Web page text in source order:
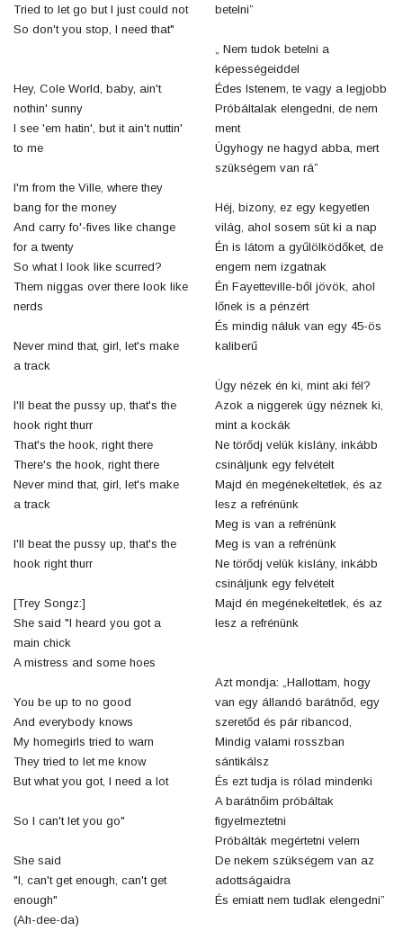
Tried to let go but I just could not
So don't you stop, I need that"
Hey, Cole World, baby, ain't
nothin' sunny
I see 'em hatin', but it ain't nuttin'
to me
I'm from the Ville, where they
bang for the money
And carry fo'-fives like change
for a twenty
So what I look like scurred?
Them niggas over there look like
nerds
Never mind that, girl, let's make
a track
I'll beat the pussy up, that's the
hook right thurr
That's the hook, right there
There's the hook, right there
Never mind that, girl, let's make
a track
I'll beat the pussy up, that's the
hook right thurr
[Trey Songz:]
She said "I heard you got a
main chick
A mistress and some hoes
You be up to no good
And everybody knows
My homegirls tried to warn
They tried to let me know
But what you got, I need a lot
So I can't let you go"
She said
"I, can't get enough, can't get
enough"
(Ah-dee-da)
betelni”
„ Nem tudok betelni a
képességeiddel
Édes Istenem, te vagy a legjobb
Próbáltalak elengedni, de nem
ment
Úgyhogy ne hagyd abba, mert
szükségem van rá”
Héj, bizony, ez egy kegyetlen
világ, ahol sosem süt ki a nap
Én is látom a gyűlölködőket, de
engem nem izgatnak
Én Fayetteville-ből jövök, ahol
lőnek is a pénzért
És mindig náluk van egy 45-ös
kaliberű
Úgy nézek én ki, mint aki fél?
Azok a niggerek úgy néznek ki,
mint a kockák
Ne törődj velük kislány, inkább
csináljunk egy felvételt
Majd én megénekeltetlek, és az
lesz a refrénünk
Meg is van a refrénünk
Meg is van a refrénünk
Ne törődj velük kislány, inkább
csináljunk egy felvételt
Majd én megénekeltetlek, és az
lesz a refrénünk
Azt mondja: „Hallottam, hogy
van egy állandó barátnőd, egy
szeretőd és pár ribancod,
Mindig valami rosszban
sántikálsz
És ezt tudja is rólad mindenki
A barátnőim próbáltak
figyelmeztetni
Próbálták megértetni velem
De nekem szükségem van az
adottságaidra
És emiatt nem tudlak elengedni”